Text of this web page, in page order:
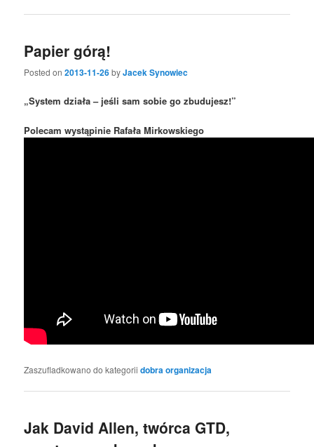
Papier górą!
Posted on2013-11-26byJacek Synowiec
„System działa – jeśli sam sobie go zbudujesz!”
Polecam wystąpinie Rafała Mirkowskiego
Zaszufladkowano do kategorii dobra organizacja
Jak David Allen, twórca GTD,